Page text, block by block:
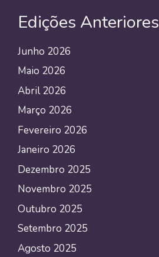
Edições Anteriores
Junho 2026
Maio 2026
Abril 2026
Março 2026
Fevereiro 2026
Janeiro 2026
Dezembro 2025
Novembro 2025
Outubro 2025
Setembro 2025
Agosto 2025